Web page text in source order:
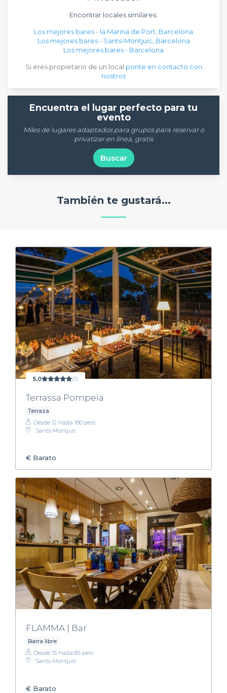
Encontrar locales similares:
Los mejores bares - la Marina de Port, Barcelona
Los mejores bares - Sants-Montjuïc, Barcelona
Los mejores bares - Barcelona
Si eres propietario de un local ponte en contacto con
nostros
Encuentra el lugar perfecto para tu
evento
Miles de lugares adaptados para grupos para reservar o
privatizar en línea, gratis
Buscar
También te gustará...
5,0 (1)
Terrassa Pompeia
Terraza
Desde 12 hasta 180 pers.
Sants-Montjuïc
€ Barato
FLAMMA | Bar
Barra libre
Desde 15 hasta 85 pers.
Sants-Montjuïc
€ Barato